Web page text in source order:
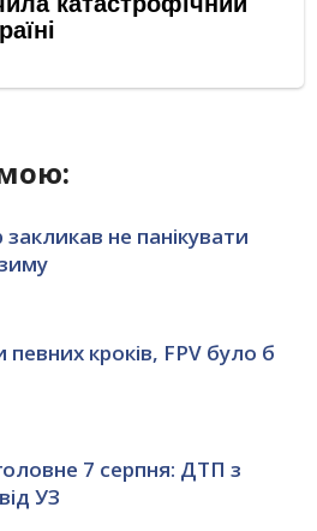
не панікувати
кроків, FPV було б
7 серпня: ДТП з
УЗ